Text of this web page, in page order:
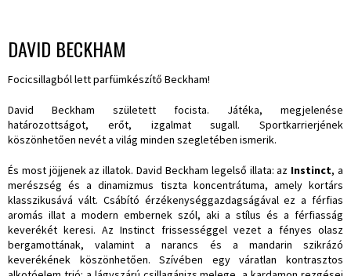
DAVID BECKHAM
Focicsillagból lett parfümkészítő Beckham!
David Beckham született focista. Játéka, megjelenése
határozottságot, erőt, izgalmat sugall. Sportkarrierjének
köszönhetően nevét a világ minden szegletében ismerik.
És most jöjjenek az illatok. David Beckham legelső illata: az Instinct, a
merészség és a dinamizmus tiszta koncentrátuma, amely kortárs
klasszikusává vált. Csábító érzékenységgazdagságával ez a férfias
aromás illat a modern embernek szól, aki a stílus és a férfiasság
keverékét keresi. Az Instinct frissességgel vezet a fényes olasz
bergamottának, valamint a narancs és a mandarin szikrázó
keverékének köszönhetően. Szívében egy váratlan kontrasztos